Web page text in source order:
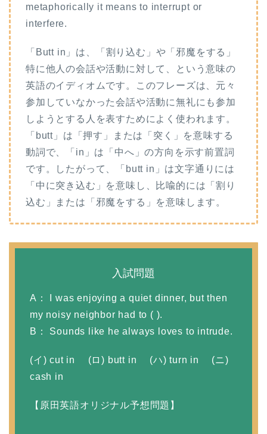
metaphorically it means to interrupt or
interfere.
「Butt in」は、「割り込む」や「邪魔をする」
特に他人の会話や活動に対して、という意味の
英語のイディオムです。このフレーズは、元々
参加していなかった会話や活動に無礼にも参加
しようとする人を表すためによく使われます。
「butt」は「押す」または「突く」を意味する
動詞で、「in」は「中へ」の方向を示す前置詞
です。したがって、「butt in」は文字通りには
「中に突き込む」を意味し、比喩的には「割り
込む」または「邪魔をする」を意味します。
入試問題
A： I was enjoying a quiet dinner, but then
my noisy neighbor had to ( ).
B： Sounds like he always loves to intrude.
(イ) cut in (ロ) butt in (ハ) turn in (ニ)
cash in
【原田英語オリジナル予想問題】